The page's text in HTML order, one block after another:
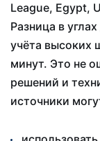
League, Egypt,
Разница в
учёта высоких
минут. Это не
решений и
источники